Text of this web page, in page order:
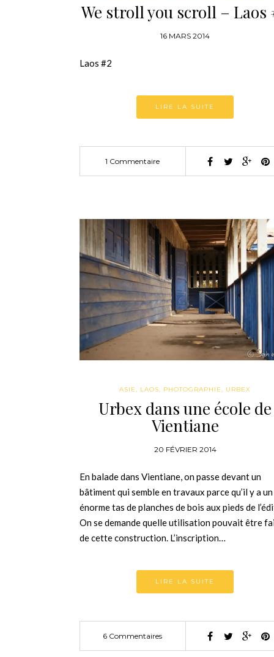
We stroll you scroll – Laos
16 MARS 2014
Laos #2
LIRE LA SUITE
1 Commentaire
ASIE, LAOS, PHOTOGRAPHIE, URBEX
Urbex dans une école de
Vientiane
20 FÉVRIER 2014
En balade dans Vientiane, on passe devant un
bâtiment qui semble en travaux parce qu’il y a un
énorme tas de planches de bois aux pieds de
On se demande quelle utilisation pouvait être
de cette construction. L’inscription…
LIRE LA SUITE
6 Commentaires